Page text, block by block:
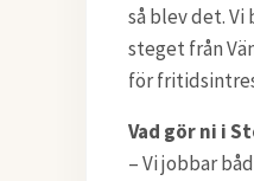
så blev det.
steget från
för
Vad gör ni i
– Vi jobbar